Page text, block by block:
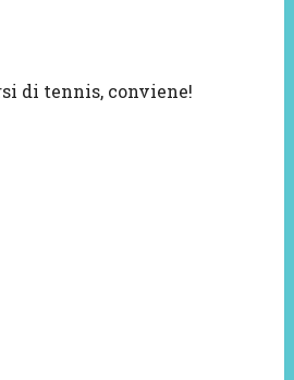
di tennis, conviene!